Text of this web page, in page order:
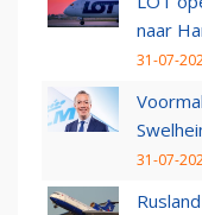
naar
31-07-
31-07-